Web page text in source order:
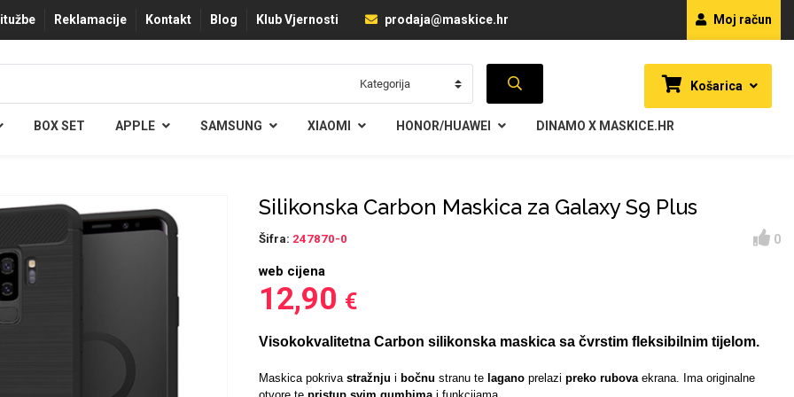
Reklamacije Kontakt Blog Klub Vjernosti prodaja@maskice.hr Moj račun
Košarica
BOX SET APPLE SAMSUNG XIAOMI HONOR/HUAWEI DINAMO X MASKICE.HR
Silikonska Carbon Maskica za Galaxy S9 Plus
Šifra: 247870-0
0
web cijena
12,90 €
Visokokvalitetna Carbon silikonska maskica sa čvrstim fleksibilnim tijelom.
Maskica pokriva stražnju i bočnu stranu te laganoprelazi preko rubovaekrana. Ima originalne